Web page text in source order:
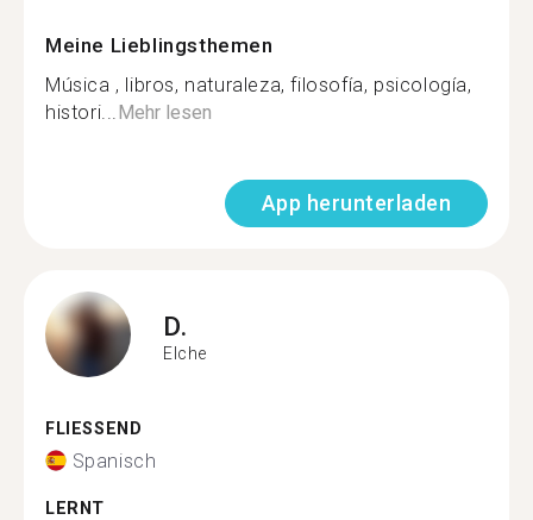
Meine Lieblingsthemen
Música , libros, naturaleza, filosofía, psicología,
histori...Mehr lesen
App herunterladen
D.
Elche
FLIESSEND
Spanisch
LERNT